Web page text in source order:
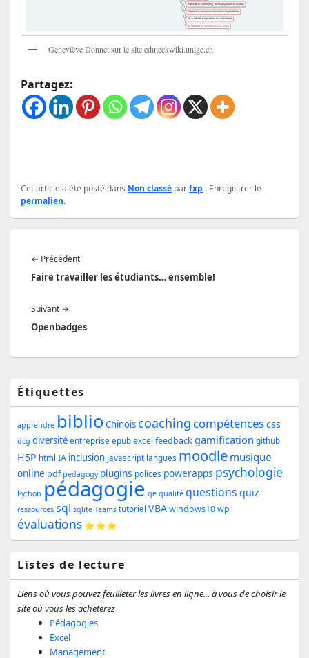
Geneviève Donnet sur le site eduteckwiki.unige.ch
Partagez:
Cet article a été posté dans Non classé parfxp . Enregistrer le
permalien.
de
l’article
← PrécédentArticle
précédent :
Faire travailler les étudiants… ensemble!
Suivant →
suivant :
Openbadges
Zone
principale
de
widget
pour
la
barre
latérale
Étiquettes
apprendre biblio Chinois coaching compétencescss
dcg diversité entreprise epub excel feedbackgamification github
H5P html IA inclusion javascript langues moodle musique
online pdf pedagogy plugins polices powerapps psychologie
Python pédagogie qe qualité questions quiz
ressources sql sqlite Teams tutoriel VBAwindows10wp
évaluations ⭐⭐⭐
Listes de lecture
Liens où vous pouvez feuilleter les livres en ligne... à vous de choisir le
site où vous les acheterez
Pédagogies
Excel
Management